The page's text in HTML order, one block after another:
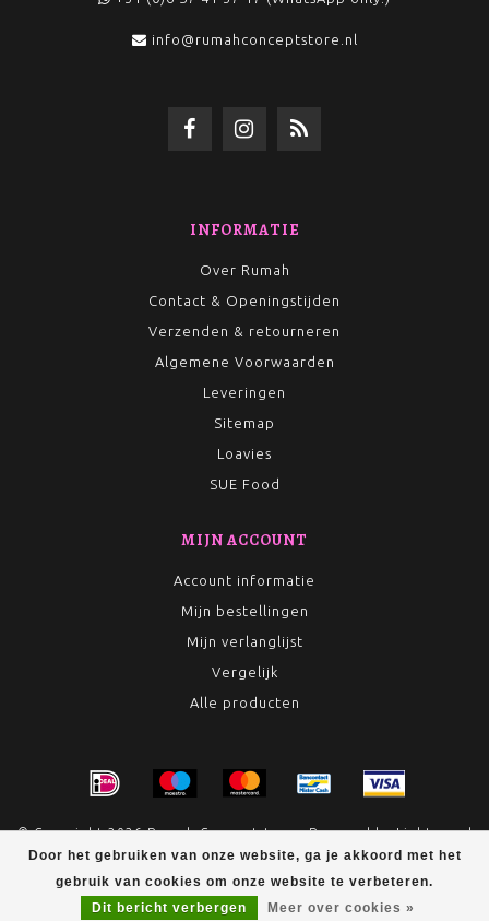
Door het gebruiken van onze website, ga je akkoord met het
gebruik van cookies om onze website te verbeteren.
Dit bericht verbergen
Meer over cookies »
info@rumahconceptstore.nl
INFORMATIE
Over Rumah
Contact & Openingstijden
Verzenden & retourneren
Algemene Voorwaarden
Leveringen
Sitemap
Loavies
SUE Food
MIJN ACCOUNT
Account informatie
Mijn bestellingen
Mijn verlanglijst
Vergelijk
Alle producten
© Copyright 2026 Rumah Conceptstore - Powered byLightspeed
- Theme by Dyvelopment